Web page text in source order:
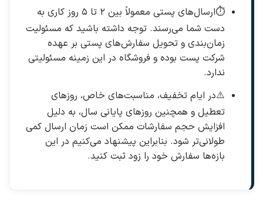
⏱️
ارسال‌های پستی معمولاً بین ۲ تا ۵ روز کاری به
دست شما می‌رسند. توجه داشته باشید که مسئولیت
زمان‌بندی و تحویل سفارش‌های پستی بر عهده
شرکت پست بوده و فروشگاه در این زمینه مسئولیتی
ندارد.
⚠️در ایام تخفیف، مناسبت‌های خاص، روزهای
تعطیل و همچنین روزهای پایانی سال، به دلیل
افزایش حجم سفارشات ممکن است زمان ارسال کمی
طولانی‌تر شود. بنابراین پیشنهاد می‌کنیم در این
بازه‌ها سفارش خود را زود ثبت کنید.